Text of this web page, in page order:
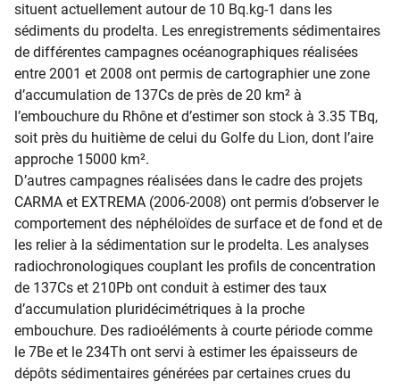
situent actuellement autour de 10 Bq.kg-1 dans les
sédiments du prodelta. Les enregistrements sédimentaires
de différentes campagnes océanographiques réalisées
entre 2001 et 2008 ont permis de cartographier une zone
d’accumulation de 137Cs de près de 20 km² à
l’embouchure du Rhône et d’estimer son stock à 3.35 TBq,
soit près du huitième de celui du Golfe du Lion, dont l’aire
approche 15000 km².
D’autres campagnes réalisées dans le cadre des projets
CARMA et EXTREMA (2006-2008) ont permis d’observer le
comportement des néphéloïdes de surface et de fond et de
les relier à la sédimentation sur le prodelta. Les analyses
radiochronologiques couplant les profils de concentration
de 137Cs et 210Pb ont conduit à estimer des taux
d’accumulation pluridécimétriques à la proche
embouchure. Des radioéléments à courte période comme
le 7Be et le 234Th ont servi à estimer les épaisseurs de
dépôts sédimentaires générées par certaines crues du